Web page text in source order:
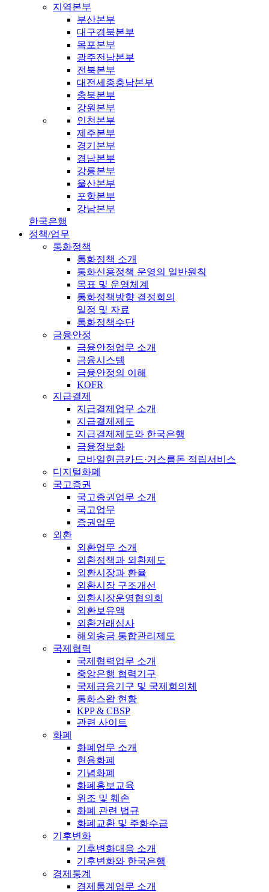
지역본부
부산본부
대구경북본부
목포본부
광주전남본부
전북본부
대전세종충남본부
충북본부
강원본부
인천본부
제주본부
경기본부
경남본부
강릉본부
울산본부
포항본부
강남본부
한국은행
정책/업무
통화정책
통화정책 소개
통화신용정책 운영의 일반원칙
목표 및 운영체계
통화정책방향 결정회의
일정 및 자료
통화정책수단
금융안정
금융안정업무 소개
금융시스템
금융안정의 이해
KOFR
지급결제
지급결제업무 소개
지급결제제도
지급결제제도와 한국은행
금융정보화
모바일현금카드·거스름돈 적립서비스
디지털화폐
국고증권
국고증권업무 소개
국고업무
증권업무
외환
외환업무 소개
외환정책과 외환제도
외환시장과 환율
외환시장 구조개선
외환시장운영협의회
외환보유액
외환거래심사
해외송금 통합관리제도
국제협력
국제협력업무 소개
중앙은행 협력기구
국제금융기구 및 국제회의체
통화스왑 현황
KPP & CBSP
관련 사이트
화폐
화폐업무 소개
현용화폐
기념화폐
화폐홍보교육
위조 및 훼손
화폐 관련 법규
화폐교환 및 주화수급
기후변화
기후변화대응 소개
기후변화와 한국은행
경제통계
경제통계업무 소개